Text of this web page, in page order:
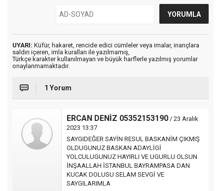
UYARI: Küfür, hakaret, rencide edici cümleler veya imalar, inançlara
saldırı içeren, imla kuralları ile yazılmamış,
Türkçe karakter kullanılmayan ve büyük harflerle yazılmış yorumlar
onaylanmamaktadır.
1 Yorum
ERCAN DENİZ 05352153190 / 23 Aralık
2023 13:37
SAYGIDEĞER SAYİN RESUL BASKANİM ÇIKMIŞ
OLDUGUNUZ BASKAN ADAYLİGİ
YOLCULUGUNUZ HAYIRLI VE UGURLU OLSUN
İNŞAALLAH İSTANBUL BAYRAMPASA DAN
KUCAK DOLUSU SELAM SEVGİ VE
SAYGILARIMLA